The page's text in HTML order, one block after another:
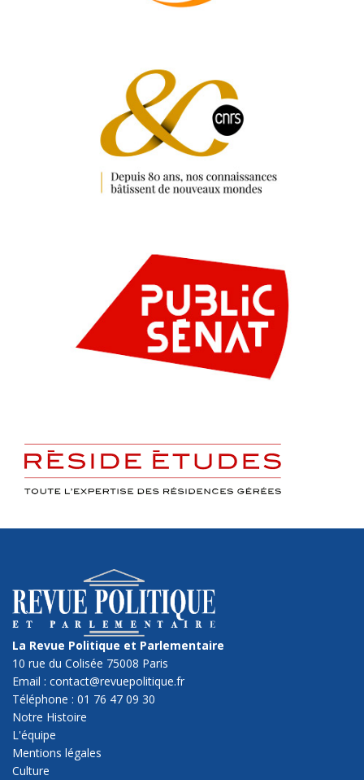
La Revue Politique et Parlementaire
10 rue du Colisée 75008 Paris
Email : contact@revuepolitique.fr
Téléphone : 01 76 47 09 30
Notre Histoire
L'équipe
Mentions légales
Culture